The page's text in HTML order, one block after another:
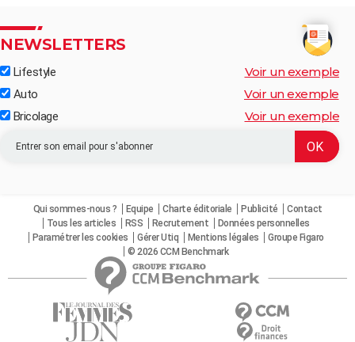
NEWSLETTERS
Lifestyle Voir un exemple
Auto Voir un exemple
Bricolage Voir un exemple
Qui sommes-nous ? Equipe Charte éditoriale Publicité
Contact
Tous les articles
RSS Recrutement
Données personnelles
Paramétrer les cookies
Gérer Utiq Mentions légales
Groupe Figaro
© 2026 CCM Benchmark